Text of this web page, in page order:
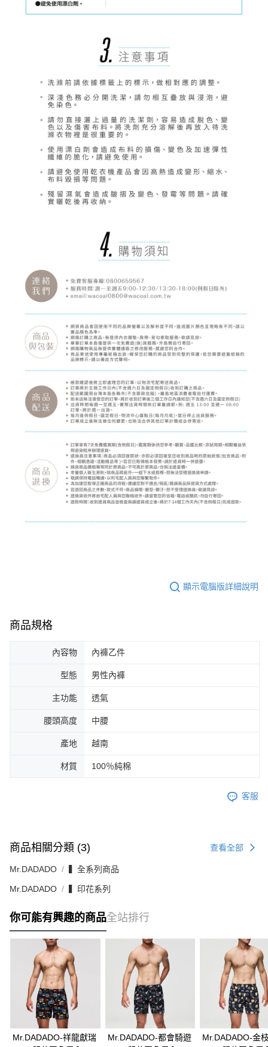
顯示電腦版詳細說明
商品規格
內容物 內褲乙件
型態 男性內褲
主功能 透氣
腰頭高度 中腰
產地 越南
材質 100％純棉
客服
商品相關分類 (3) 查看全部
Mr.DADADO ▍全系列商品
Mr.DADADO ▍印花系列
你可能有興趣的商品全站排行
Mr.DADADO-祥龍獻瑞
Mr.DADADO-都會騎遊
Mr.DADADO-金